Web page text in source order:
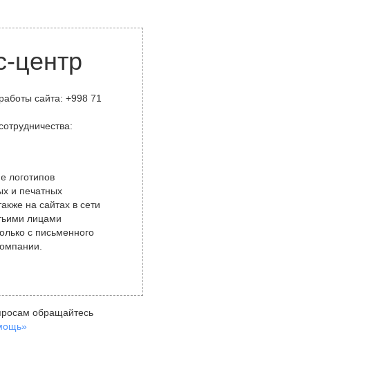
центр
сайта: +998 71
логотипов
и печатных
на сайтах в сети
лицами
с письменного
обращайтесь